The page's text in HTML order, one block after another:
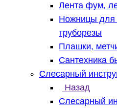
Лента фум,
Ножницы для
труборезы
Плашки,
Сантехника
Слесарный
Назад
Слесарный